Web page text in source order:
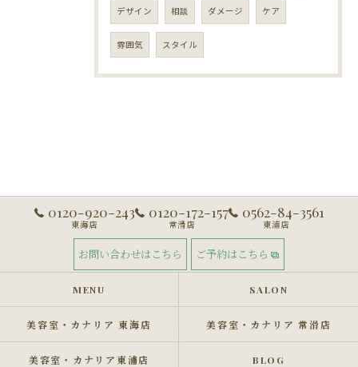
デザイン 相談 ダメージ ケア
雰囲気 スタイル
0120-920-243
東海店
0120-172-157
常滑店
0562-84-3561
東浦店
お問い合わせはこちら ご予約はこちら
MENU SALON
美容室・カナリア 東海店 美容室・カナリア 常滑店
美容室・カナリア東浦店 BLOG